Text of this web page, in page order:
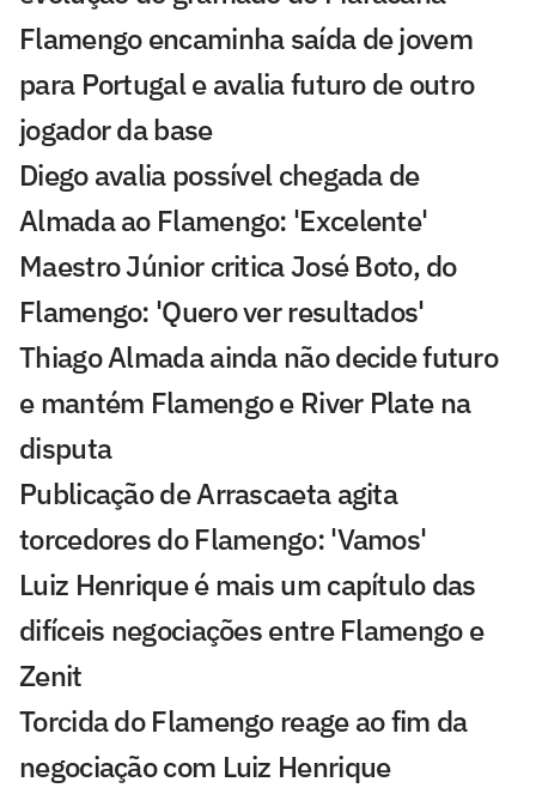
Flamengo encaminha saída de jovem
para Portugal e avalia futuro de outro
jogador da base
Diego avalia possível chegada de
Almada ao Flamengo: 'Excelente'
Maestro Júnior critica José Boto, do
Flamengo: 'Quero ver resultados'
Thiago Almada ainda não decide futuro
e mantém Flamengo e River Plate na
disputa
Publicação de Arrascaeta agita
torcedores do Flamengo: 'Vamos'
Luiz Henrique é mais um capítulo das
difíceis negociações entre Flamengo e
Zenit
Torcida do Flamengo reage ao fim da
negociação com Luiz Henrique